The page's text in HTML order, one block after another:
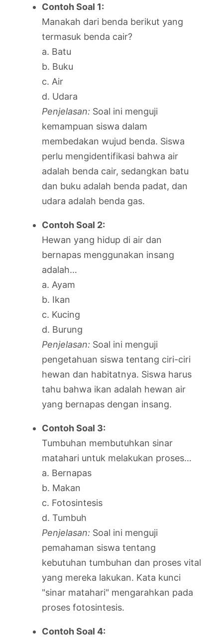
Contoh Soal 1:
Manakah dari benda berikut yang
termasuk benda cair?
a. Batu
b. Buku
c. Air
d. Udara
Penjelasan: Soal ini menguji
kemampuan siswa dalam
membedakan wujud benda. Siswa
perlu mengidentifikasi bahwa air
adalah benda cair, sedangkan batu
dan buku adalah benda padat, dan
udara adalah benda gas.
Contoh Soal 2:
Hewan yang hidup di air dan
bernapas menggunakan insang
adalah…
a. Ayam
b. Ikan
c. Kucing
d. Burung
Penjelasan: Soal ini menguji
pengetahuan siswa tentang ciri-ciri
hewan dan habitatnya. Siswa harus
tahu bahwa ikan adalah hewan air
yang bernapas dengan insang.
Contoh Soal 3:
Tumbuhan membutuhkan sinar
matahari untuk melakukan proses…
a. Bernapas
b. Makan
c. Fotosintesis
d. Tumbuh
Penjelasan: Soal ini menguji
pemahaman siswa tentang
kebutuhan tumbuhan dan proses vital
yang mereka lakukan. Kata kunci
"sinar matahari" mengarahkan pada
proses fotosintesis.
Contoh Soal 4: